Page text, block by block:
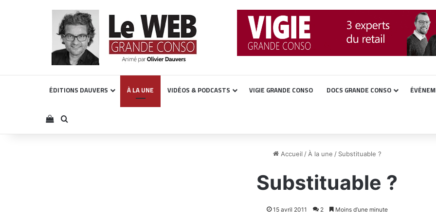
ÉDITIONS DAUVERS À LA UNE VIDÉOS & PODCASTS VIGIE GRANDE CONSO DOCS GRANDE CONSO
Voir votre panier
Rechercher
Accueil / À la une / Substituable ?
Substituable ?
15 avril 2011 2 Moins d’une minute